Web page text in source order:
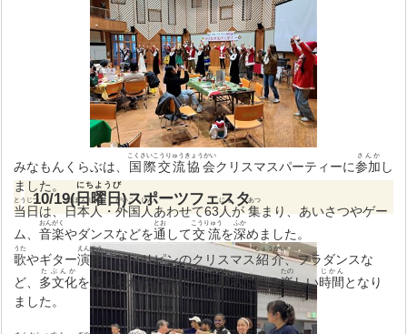
みなもんくらぶは、 国際交流協会
こくさいこうりゅうきょうかい
クリスマスパーティーに参加
さんか
し
ました。
当日
とうじつ
は、日本人
にほんじん
・外国人
がいこくじん
あわせて63人
にん
が集
あつ
まり、あいさつやゲー
ム、音楽
おんがく
やダンスなどを通
とお
して交流
こうりゅう
を深
ふか
めました。
歌
うた
やギター演奏
えんそう
、フィリピンのクリスマス紹介
しょうかい
、フラダンスな
ど、 多文化
たぶんか
を 感
かん
じられる内容
ないよう
で、笑顔
えがお
あふれる楽
たの
しい時間
じかん
となり
ました。
10/19(日曜日
にちようび
)スポーツフェスタ